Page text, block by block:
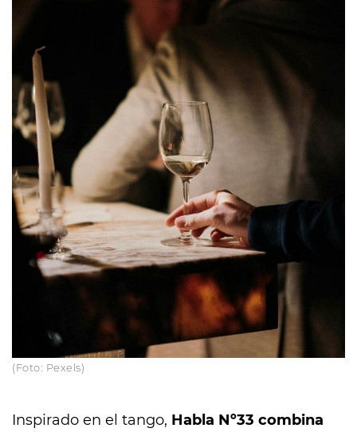
(Foto: Pexels)
Inspirado en el tango, Habla Nº33 combina